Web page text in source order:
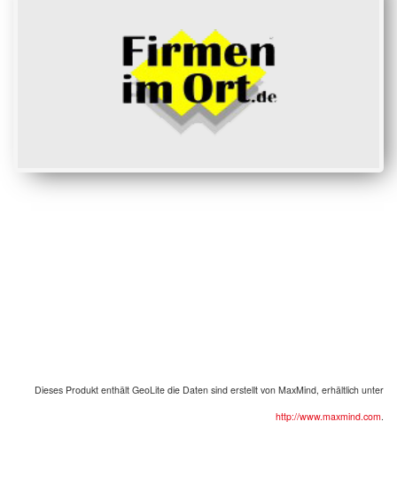
Dieses Produkt enthält GeoLite die Daten sind erstellt von MaxMind erhältlich unter
http://www.maxmind.com